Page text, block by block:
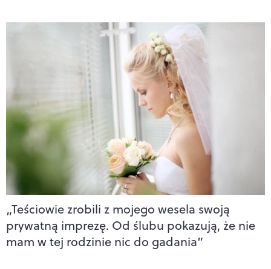
„Teściowie zrobili z mojego wesela swoją
prywatną imprezę. Od ślubu pokazują, że nie
mam w tej rodzinie nic do gadania”